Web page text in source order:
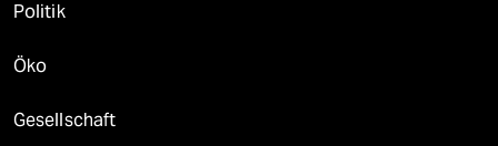
Politik
Öko
Gesellschaft